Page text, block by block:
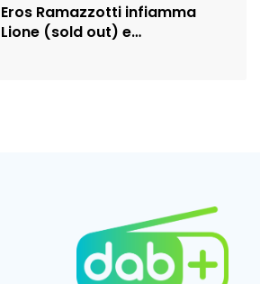
Eros Ramazzotti infiamma
Lione (sold out) e